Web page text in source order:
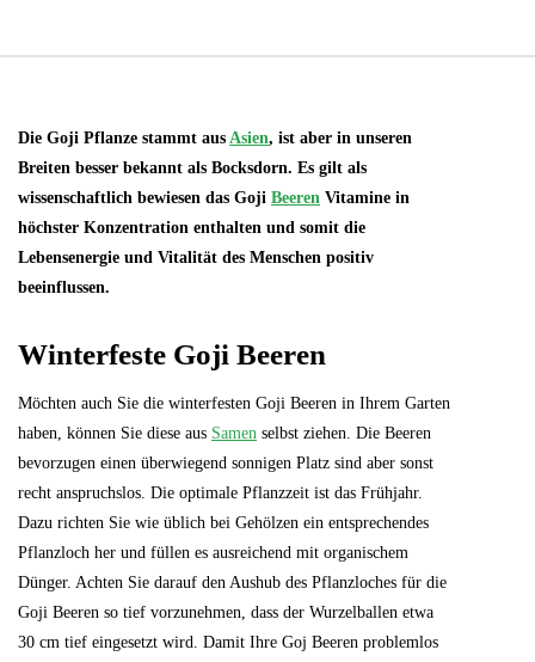
Die Goji Pflanze stammt aus Asien, ist aber in unseren
Breiten besser bekannt als Bocksdorn. Es gilt als
wissenschaftlich bewiesen das Goji Beeren Vitamine in
höchster Konzentration enthalten und somit die
Lebensenergie und Vitalität des Menschen positiv
beeinflussen.
Winterfeste Goji Beeren
Möchten auch Sie die winterfesten Goji Beeren in Ihrem Garten
haben, können Sie diese aus Samen selbst ziehen. Die Beeren
bevorzugen einen überwiegend sonnigen Platz sind aber sonst
recht anspruchslos. Die optimale Pflanzzeit ist das Frühjahr.
Dazu richten Sie wie üblich bei Gehölzen ein entsprechendes
Pflanzloch her und füllen es ausreichend mit organischem
Dünger. Achten Sie darauf den Aushub des Pflanzloches für die
Goji Beeren so tief vorzunehmen, dass der Wurzelballen etwa
30 cm tief eingesetzt wird. Damit Ihre Goj Beeren problemlos